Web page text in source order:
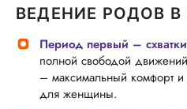
ВЕДЕНИЕ РОДОВ В
Период первый – схватки
полной свободой
– максимальный комфорт и
для женщины.